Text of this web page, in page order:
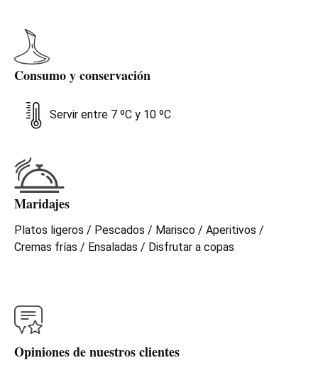
Consumo y conservación
Servir entre 7 ºC y 10 ºC
Maridajes
Platos ligeros / Pescados / Marisco / Aperitivos /
Cremas frías / Ensaladas / Disfrutar a copas
Opiniones de nuestros clientes